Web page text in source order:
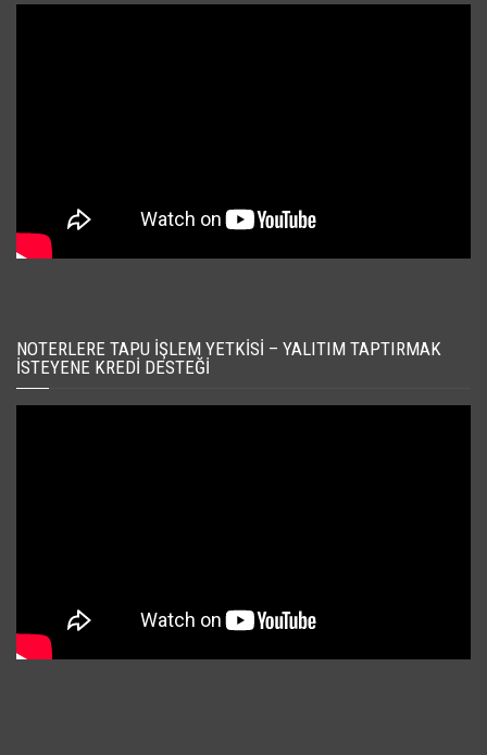
NOTERLERE TAPU İŞLEM YETKISI – YALITIM TAPTIRMAK
İSTEYENE KREDI DESTEĞI